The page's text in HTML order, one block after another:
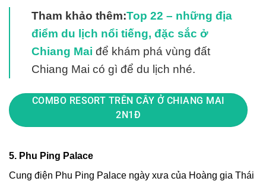
Tham khảo thêm:Top 22 – những địa
điểm du lịch nổi tiếng, đặc sắc ở
Chiang Mai để khám phá vùng đất
Chiang Mai có gì để du lịch nhé.
COMBO RESORT TRÊN CÂY Ở CHIANG MAI
2N1Đ
5. Phu Ping Palace
Cung điện Phu Ping Palace ngày xưa của Hoàng gia Thái